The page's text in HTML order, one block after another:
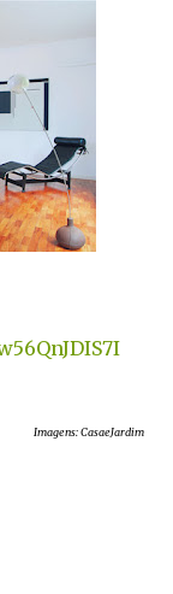
Imagens: CasaeJardim